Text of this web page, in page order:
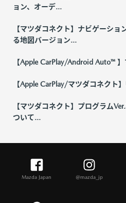
ョン、オーデ...
【マツダコネクト】ナビゲーショ
る地図バージョン...
【Apple CarPlay/Android Auto™
【Apple CarPlay/マツダコネクト
【マツダコネクト】プログラム
ついて...
Mazda Japan @mazda_jp